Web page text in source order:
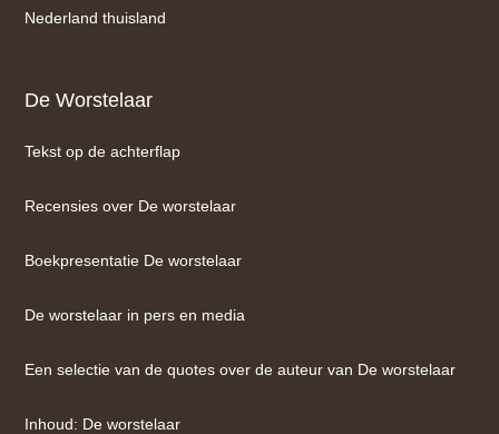
Nederland thuisland
De Worstelaar
Tekst op de achterflap
Recensies over De worstelaar
Boekpresentatie De worstelaar
De worstelaar in pers en media
Een selectie van de quotes over de auteur van De worstelaar
Inhoud: De worstelaar